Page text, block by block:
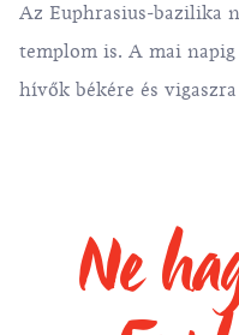
Az Euphrasius-bazilika
templom is. A mai
hívők békére és
Ne